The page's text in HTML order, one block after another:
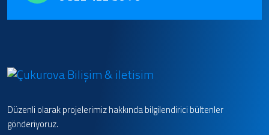
Düzenli olarak projelerimiz hakkında bilgilendirici bültenler
gönderiyoruz.